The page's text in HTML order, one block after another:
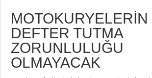
MOTOKURYELERİN
DEFTER TUTMA
ZORUNLULUĞU
OLMAYACAK